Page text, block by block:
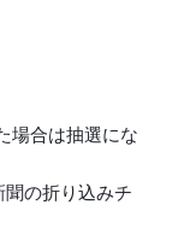
場合は抽選にな
の折り込みチ